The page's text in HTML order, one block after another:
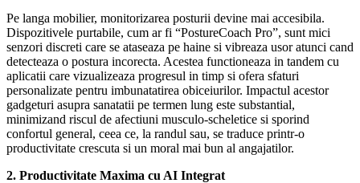
Pe langa mobilier, monitorizarea posturii devine mai accesibila.
Dispozitivele purtabile, cum ar fi “PostureCoach Pro”, sunt mici
senzori discreti care se ataseaza pe haine si vibreaza usor atunci cand
detecteaza o postura incorecta. Acestea functioneaza in tandem cu
aplicatii care vizualizeaza progresul in timp si ofera sfaturi
personalizate pentru imbunatatirea obiceiurilor. Impactul acestor
gadgeturi asupra sanatatii pe termen lung este substantial,
minimizand riscul de afectiuni musculo-scheletice si sporind
confortul general, ceea ce, la randul sau, se traduce printr-o
productivitate crescuta si un moral mai bun al angajatilor.
2. Productivitate Maxima cu AI Integrat